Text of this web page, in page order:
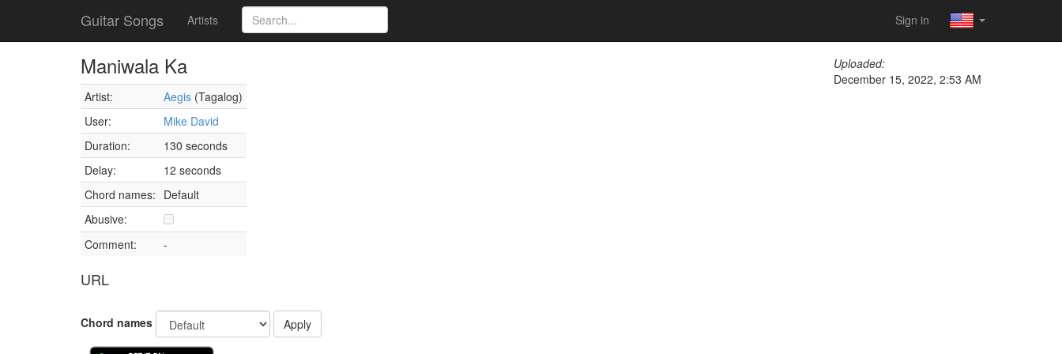
Guitar Songs Artists Sign in
Maniwala Ka
Artist: Aegis (Tagalog)
User:
Mike David
Duration:
130 seconds
Delay:
12 seconds
Chord names: Default
Abusive:
Comment:
-
URL
Uploaded:
December 15, 2022, 2:53 AM
Chord names Apply